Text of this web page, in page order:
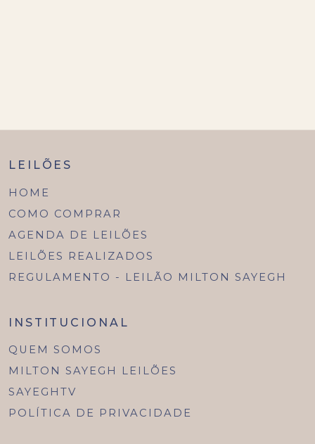
LEILÕES
HOME
COMO COMPRAR
AGENDA DE LEILÕES
LEILÕES REALIZADOS
REGULAMENTO - LEILÃO MILTON SAYEGH
INSTITUCIONAL
QUEM SOMOS
MILTON SAYEGH LEILÕES
SAYEGHTV
POLÍTICA DE PRIVACIDADE